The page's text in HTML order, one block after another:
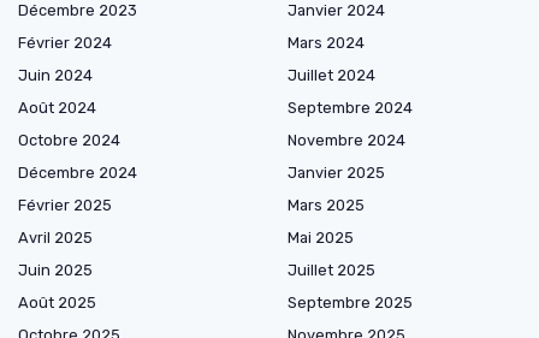
Décembre 2023
Janvier 2024
Février 2024
Mars 2024
Juin 2024
Juillet 2024
Août 2024
Septembre 2024
Octobre 2024
Novembre 2024
Décembre 2024
Janvier 2025
Février 2025
Mars 2025
Avril 2025
Mai 2025
Juin 2025
Juillet 2025
Août 2025
Septembre 2025